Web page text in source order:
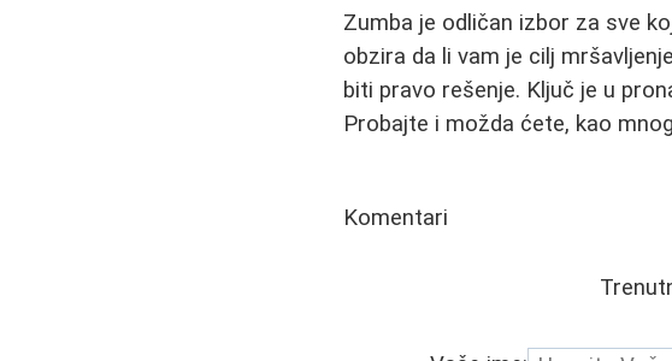
Zumba je odličan izbor za sve
obzira da li vam je cilj
biti pravo rešenje. Ključ je u
Probajte i možda ćete, kao
Komentari